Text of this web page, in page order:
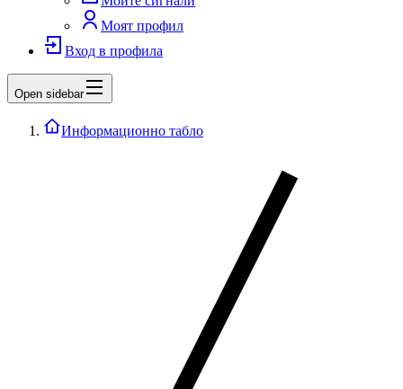
Моят профил
Вход в профила
Open sidebar
Информационно табло